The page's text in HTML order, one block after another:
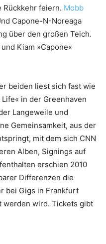
Rückkehr feiern. Mobb
Capone-N-Noreaga
über den großen Teich.
Kiam »Capone«
beiden liest sich fast wie
in der Greenhaven
Langeweile und
Gemeinsamkeit, aus der
mit dem sich CNN
Alben, Signings auf
erschien 2010
Differenzen die
bei Gigs in Frankfurt
werden wird. Tickets gibt